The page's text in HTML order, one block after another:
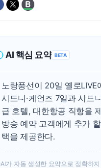
AI 핵심 요약 BETA
노랑풍선이 20일 옐로
시드니·케언즈 7일과 시드
급 호텔, 대한항공 직항을
방송 예약 고객에게 추가
택을 제공한다.
AI가 자동 생성한 요약으로 정확하